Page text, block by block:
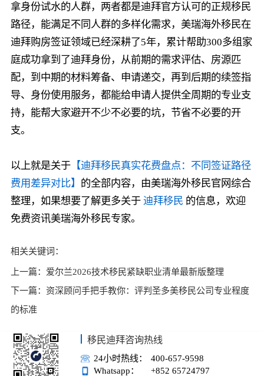
拿身份试水的人群，两者都是迪拜官方认可的正规移民
路径，能满足不同人群的多样化需求，美瑞海外移民在
迪拜购房签证领域已经深耕了5年，累计帮助300多组家
庭成功拿到了迪拜身份，从前期的需求评估、房源匹
配，到中期的材料筹备、申请递交，再到后期的续签指
导、身份使用服务，都能给申请人提供全周期的专业支
持，能帮大家避开不少不必要的坑，节省不必要的开
支。
以上就是关于【迪拜移民真实花费盘点：不同签证路径
费用差异对比】 的全部内容，由美瑞海外移民官网综合
整理，如果想要了解更多关于 迪拜移民 的信息，欢迎
免费资讯美瑞海外移民专家。
相关关键词：
上一篇： 爱尔兰2026技术移民紧缺职业清单最新版整理
下一篇： 资深顾问手把手教你：评判圣多美移民公司专业程度
的标准
移民迪拜咨询热线
24小时热线：
400-657-9598
Whatsapp：
+852 65724797